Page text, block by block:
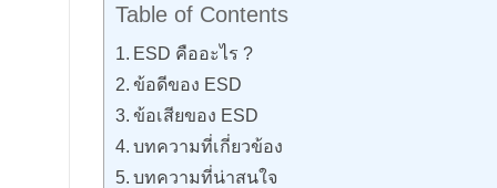
Table of Contents
ESD คืออะไร ?
ข้อดีของ ESD
ข้อเสียของ ESD
บทความที่เกี่ยวข้อง
บทความที่น่าสนใจ